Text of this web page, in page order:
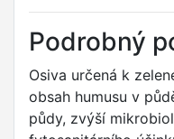
Podrobný
Osiva určená k
obsah humusu v
půdy, zvýší